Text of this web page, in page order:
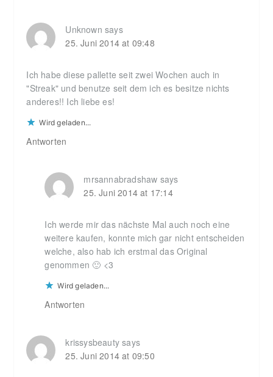
Unknown says
25. Juni 2014 at 09:48
Ich habe diese pallette seit zwei Wochen auch in
"Streak" und benutze seit dem ich es besitze nichts
anderes!! Ich liebe es!
Wird geladen...
Antworten
mrsannabradshaw says
25. Juni 2014 at 17:14
Ich werde mir das nächste Mal auch noch eine
weitere kaufen, konnte mich gar nicht entscheiden
welche, also hab ich erstmal das Original
genommen 🙂 <3
Wird geladen...
Antworten
krissysbeauty says
25. Juni 2014 at 09:50